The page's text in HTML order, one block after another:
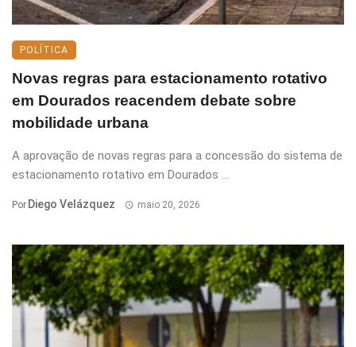
POLÍTICA
Novas regras para estacionamento rotativo
em Dourados reacendem debate sobre
mobilidade urbana
A aprovação de novas regras para a concessão do sistema de
estacionamento rotativo em Dourados ...
Por Diego Velázquez maio 20, 2026